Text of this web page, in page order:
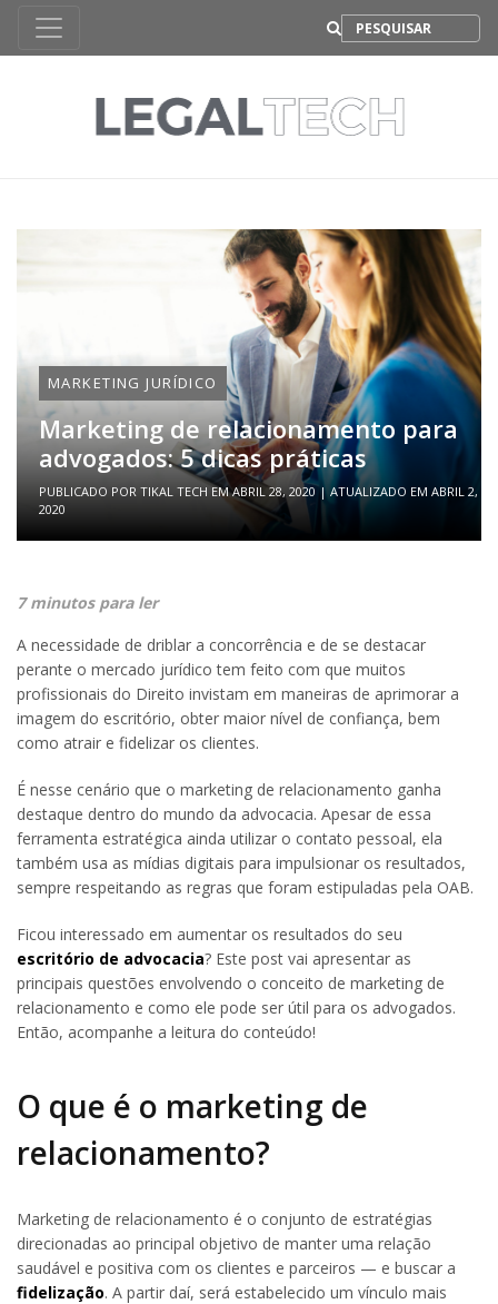
MARKETING JURÍDICO
Marketing de relacionamento para
advogados: 5 dicas práticas
PUBLICADO POR TIKAL TECH EMABRIL 28, 2020| ATUALIZADO EM ABRIL 2,
2020
7 minutos para ler
A necessidade de driblar a concorrência e de se destacar
perante o mercado jurídico tem feito com que muitos
profissionais do Direito invistam em maneiras de aprimorar a
imagem do escritório, obter maior nível de confiança, bem
como atrair e fidelizar os clientes.
É nesse cenário que o marketing de relacionamento ganha
destaque dentro do mundo da advocacia. Apesar de essa
ferramenta estratégica ainda utilizar o contato pessoal, ela
também usa as mídias digitais para impulsionar os resultados,
sempre respeitando as regras que foram estipuladas pela OAB.
Ficou interessado em aumentar os resultados do seu
escritório de advocacia? Este post vai apresentar as
principais questões envolvendo o conceito de marketing de
relacionamento e como ele pode ser útil para os advogados.
Então, acompanhe a leitura do conteúdo!
O que é o marketing de
relacionamento?
Marketing de relacionamento é o conjunto de estratégias
direcionadas ao principal objetivo de manter uma relação
saudável e positiva com os clientes e parceiros — e buscar a
fidelização. A partir daí, será estabelecido um vínculo mais